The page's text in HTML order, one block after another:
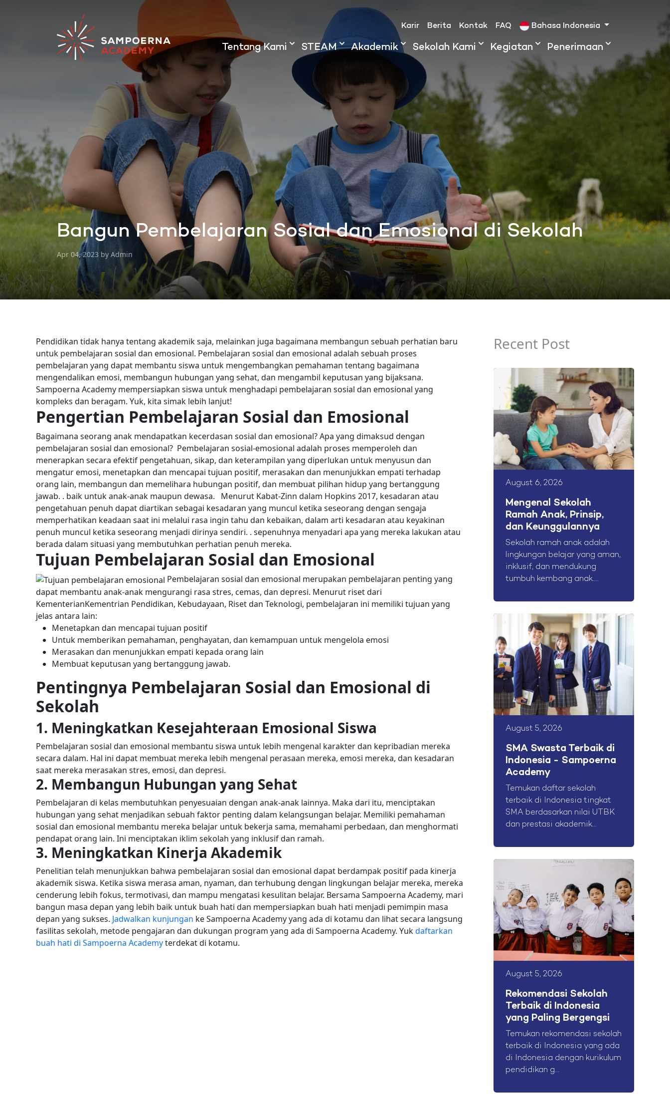
Karir Berita Kontak FAQ Bahasa Indonesia
Tentang Kami STEAM Akademik Sekolah Kami Kegiatan Penerimaan
Bangun Pembelajaran Sosial dan Emosional di Sekolah
Apr 04, 2023 by Admin
Pendidikan tidak hanya tentang akademik saja, melainkan juga bagaimana membangun sebuah perhatian baru
untuk pembelajaran sosial dan emosional. Pembelajaran sosial dan emosional adalah sebuah proses
pembelajaran yang dapat membantu siswa untuk mengembangkan pemahaman tentang bagaimana
mengendalikan emosi, membangun hubungan yang sehat, dan mengambil keputusan yang bijaksana.
Sampoerna Academy mempersiapkan siswa untuk menghadapi pembelajaran sosial dan emosional yang
kompleks dan beragam. Yuk, kita simak lebih lanjut!
Pengertian Pembelajaran Sosial dan Emosional
Bagaimana seorang anak mendapatkan kecerdasan sosial dan emosional? Apa yang dimaksud dengan
pembelajaran sosial dan emosional? Pembelajaran sosial-emosional adalah proses memperoleh dan
menerapkan secara efektif pengetahuan, sikap, dan keterampilan yang diperlukan untuk menyusun dan
mengatur emosi, menetapkan dan mencapai tujuan positif, merasakan dan menunjukkan empati terhadap
orang lain, membangun dan memelihara hubungan positif, dan membuat pilihan hidup yang bertanggung
jawab. . baik untuk anak-anak maupun dewasa.
Menurut Kabat-Zinn dalam Hopkins 2017, kesadaran atau
pengetahuan penuh dapat diartikan sebagai kesadaran yang muncul ketika seseorang dengan sengaja
memperhatikan keadaan saat ini melalui rasa ingin tahu dan kebaikan, dalam arti kesadaran atau keyakinan
penuh muncul ketika seseorang menjadi dirinya sendiri. . sepenuhnya menyadari apa yang mereka lakukan atau
berada dalam situasi yang membutuhkan perhatian penuh mereka.
Tujuan Pembelajaran Sosial dan Emosional
Pembelajaran sosial dan emosional merupakan pembelajaran penting yang
dapat membantu anak-anak mengurangi rasa stres, cemas, dan depresi. Menurut riset dari
KementerianKementrian Pendidikan, Kebudayaan, Riset dan Teknologi, pembelajaran ini memiliki tujuan yang
jelas antara lain:
Menetapkan dan mencapai tujuan positif
Untuk memberikan pemahaman, penghayatan, dan kemampuan untuk mengelola emosi
Merasakan dan menunjukkan empati kepada orang lain
Membuat keputusan yang bertanggung jawab.
Pentingnya Pembelajaran Sosial dan Emosional di
Sekolah
1. Meningkatkan Kesejahteraan Emosional Siswa
Pembelajaran sosial dan emosional membantu siswa untuk lebih mengenal karakter dan kepribadian mereka
secara dalam. Hal ini dapat membuat mereka lebih mengenal perasaan mereka, emosi mereka, dan kesadaran
saat mereka merasakan stres, emosi, dan depresi.
2. Membangun Hubungan yang Sehat
Pembelajaran di kelas membutuhkan penyesuaian dengan anak-anak lainnya. Maka dari itu, menciptakan
hubungan yang sehat menjadikan sebuah faktor penting dalam kelangsungan belajar. Memiliki pemahaman
sosial dan emosional membantu mereka belajar untuk bekerja sama, memahami perbedaan, dan menghormati
pendapat orang lain. Ini menciptakan iklim sekolah yang inklusif dan ramah.
3. Meningkatkan Kinerja Akademik
Penelitian telah menunjukkan bahwa pembelajaran sosial dan emosional dapat berdampak positif pada kinerja
akademik siswa. Ketika siswa merasa aman, nyaman, dan terhubung dengan lingkungan belajar mereka, mereka
cenderung lebih fokus, termotivasi, dan mampu mengatasi kesulitan belajar. Bersama Sampoerna Academy, mari
bangun masa depan yang lebih baik untuk buah hati dan mempersiapkan buah hati menjadi pemimpin masa
depan yang sukses. Jadwalkan kunjungan ke Sampoerna Academy yang ada di kotamu dan lihat secara langsung
fasilitas sekolah, metode pengajaran dan dukungan program yang ada di Sampoerna Academy. Yukdaftarkan
buah hati di Sampoerna Academyterdekat di kotamu.
Recent Post
August 6, 2026
Mengenal Sekolah
Ramah Anak, Prinsip,
dan Keunggulannya
Sekolah ramah anak adalah
lingkungan belajar yang aman,
inklusif, dan mendukung
tumbuh kembang anak....
August 5, 2026
SMA Swasta Terbaik di
Indonesia - Sampoerna
Academy
Temukan daftar sekolah
terbaik di Indonesia tingkat
SMA berdasarkan nilai UTBK
dan prestasi akademik...
August 5, 2026
Rekomendasi Sekolah
Terbaik di Indonesia
yang Paling Bergengsi
Temukan rekomendasi sekolah
terbaik di Indonesia yang ada
di Indonesia dengan kurikulum
pendidikan g...